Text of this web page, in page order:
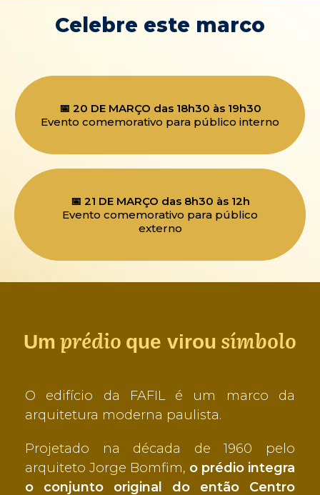
Celebre este marco
📅 20 DE MARÇO das 18h30 às 19h30
Evento comemorativo para público interno
📅 21 DE MARÇO das 8h30 às 12h
Evento comemorativo para público
externo
Um prédio que virou símbolo
O edifício da FAFIL é um marco da
arquitetura moderna paulista.
Projetado na década de 1960 pelo
arquiteto Jorge Bomfim, o prédio integra
o conjunto original do então Centro